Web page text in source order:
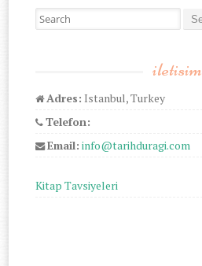
Search for:
iletisim
Adres: Istanbul, Turkey
Telefon:
Email: info@tarihduragi.com
Kitap Tavsiyeleri